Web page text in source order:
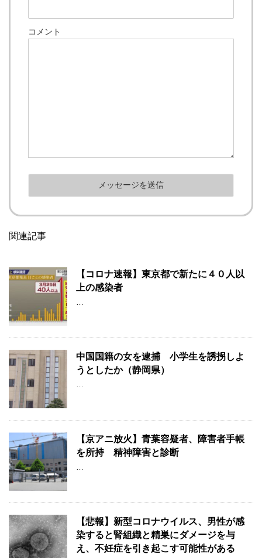
コメント
関連記事
【コロナ速報】東京都で新たに４０人以
上の感染者
…
中国国籍の女を逮捕 小学生を誘拐しよ
うとしたか（静岡県）
…
【京アニ放火】青葉容疑者、障害者手帳
を所持 精神障害と診断
…
【悲報】新型コロナウイルス、男性が感
染すると腎組織と精巣にダメージを与
え、不妊症を引き起こす可能性がある